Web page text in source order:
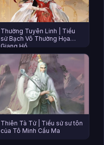
Thường Tuyên Linh | Tiểu
sử Bạch Vô Thường Họa
Giang Hồ
Thiên Tà Tử | Tiểu sử sư tôn
của Tô Minh Cầu Ma